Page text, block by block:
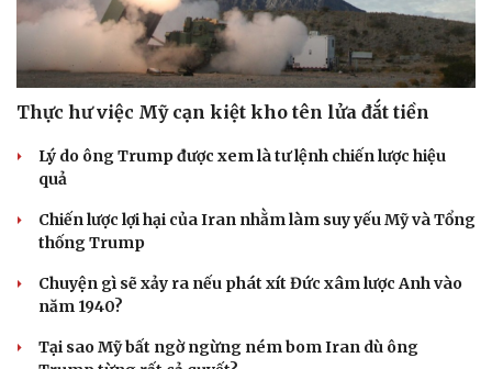
Thực hư việc Mỹ cạn kiệt kho tên lửa đắt tiền
Lý do ông Trump được xem là tư lệnh chiến lược hiệu
quả
Chiến lược lợi hại của Iran nhằm làm suy yếu Mỹ và Tổng
thống Trump
Chuyện gì sẽ xảy ra nếu phát xít Đức xâm lược Anh vào
năm 1940?
Tại sao Mỹ bất ngờ ngừng ném bom Iran dù ông